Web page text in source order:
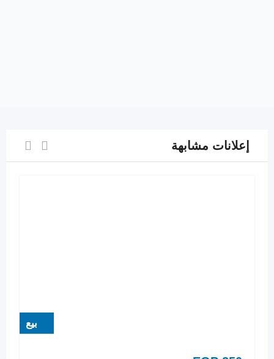
إعلانات مشابهة
بيع